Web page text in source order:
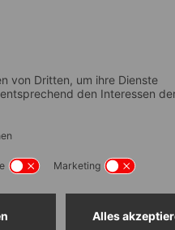
Höhe (Außenmaß, mm ± 5 mm)